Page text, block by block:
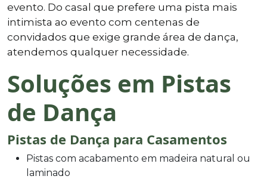
evento. Do casal que prefere uma pista mais
intimista ao evento com centenas de
convidados que exige grande área de dança,
atendemos qualquer necessidade.
Soluções em Pistas
de Dança
Pistas de Dança para Casamentos
Pistas com acabamento em madeira natural ou
laminado